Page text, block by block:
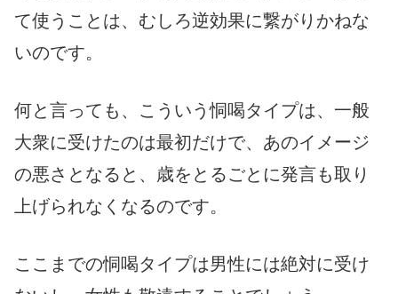
て使うことは、むしろ逆効果に繋がりかねな
いのです。
何と言っても、こういう恫喝タイプは、一般
大衆に受けたのは最初だけで、あのイメージ
の悪さとなると、歳をとるごとに発言も取り
上げられなくなるのです。
ここまでの恫喝タイプは男性には絶対に受け